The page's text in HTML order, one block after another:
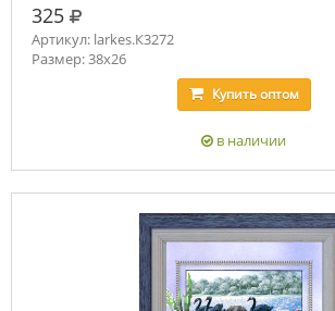
325 руб.
Артикул: larkes.К3272
Размер: 38х26
Купитьоптом
в наличии